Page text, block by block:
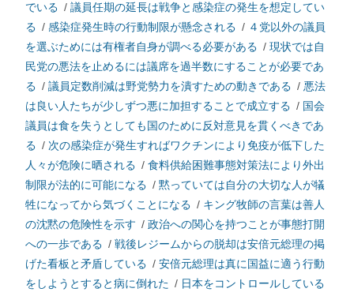
でいる / 議員任期の延長は戦争と感染症の発生を想定してい
る / 感染症発生時の行動制限が懸念される / ４党以外の議員
を選ぶためには有権者自身が調べる必要がある / 現状では自
民党の悪法を止めるには議席を過半数にすることが必要であ
る / 議員定数削減は野党勢力を潰すための動きである / 悪法
は良い人たちが少しずつ悪に加担することで成立する / 国会
議員は食を失うとしても国のために反対意見を貫くべきであ
る / 次の感染症が発生すればワクチンにより免疫が低下した
人々が危険に晒される / 食料供給困難事態対策法により外出
制限が法的に可能になる / 黙っていては自分の大切な人が犠
牲になってから気づくことになる / キング牧師の言葉は善人
の沈黙の危険性を示す / 政治への関心を持つことが事態打開
への一歩である / 戦後レジームからの脱却は安倍元総理の掲
げた看板と矛盾している / 安倍元総理は真に国益に適う行動
をしようとすると病に倒れた / 日本をコントロールしている